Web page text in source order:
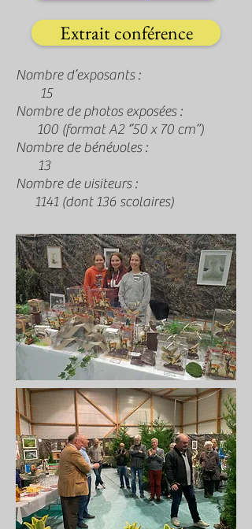
Extrait conférence
Nombre d’exposants :
15
Nombre de photos exposées :
100 (format A2 ‘’50 x 70 cm’’)
Nombre de bénévoles :
13
Nombre de visiteurs :
1141 (dont 136 scolaires)